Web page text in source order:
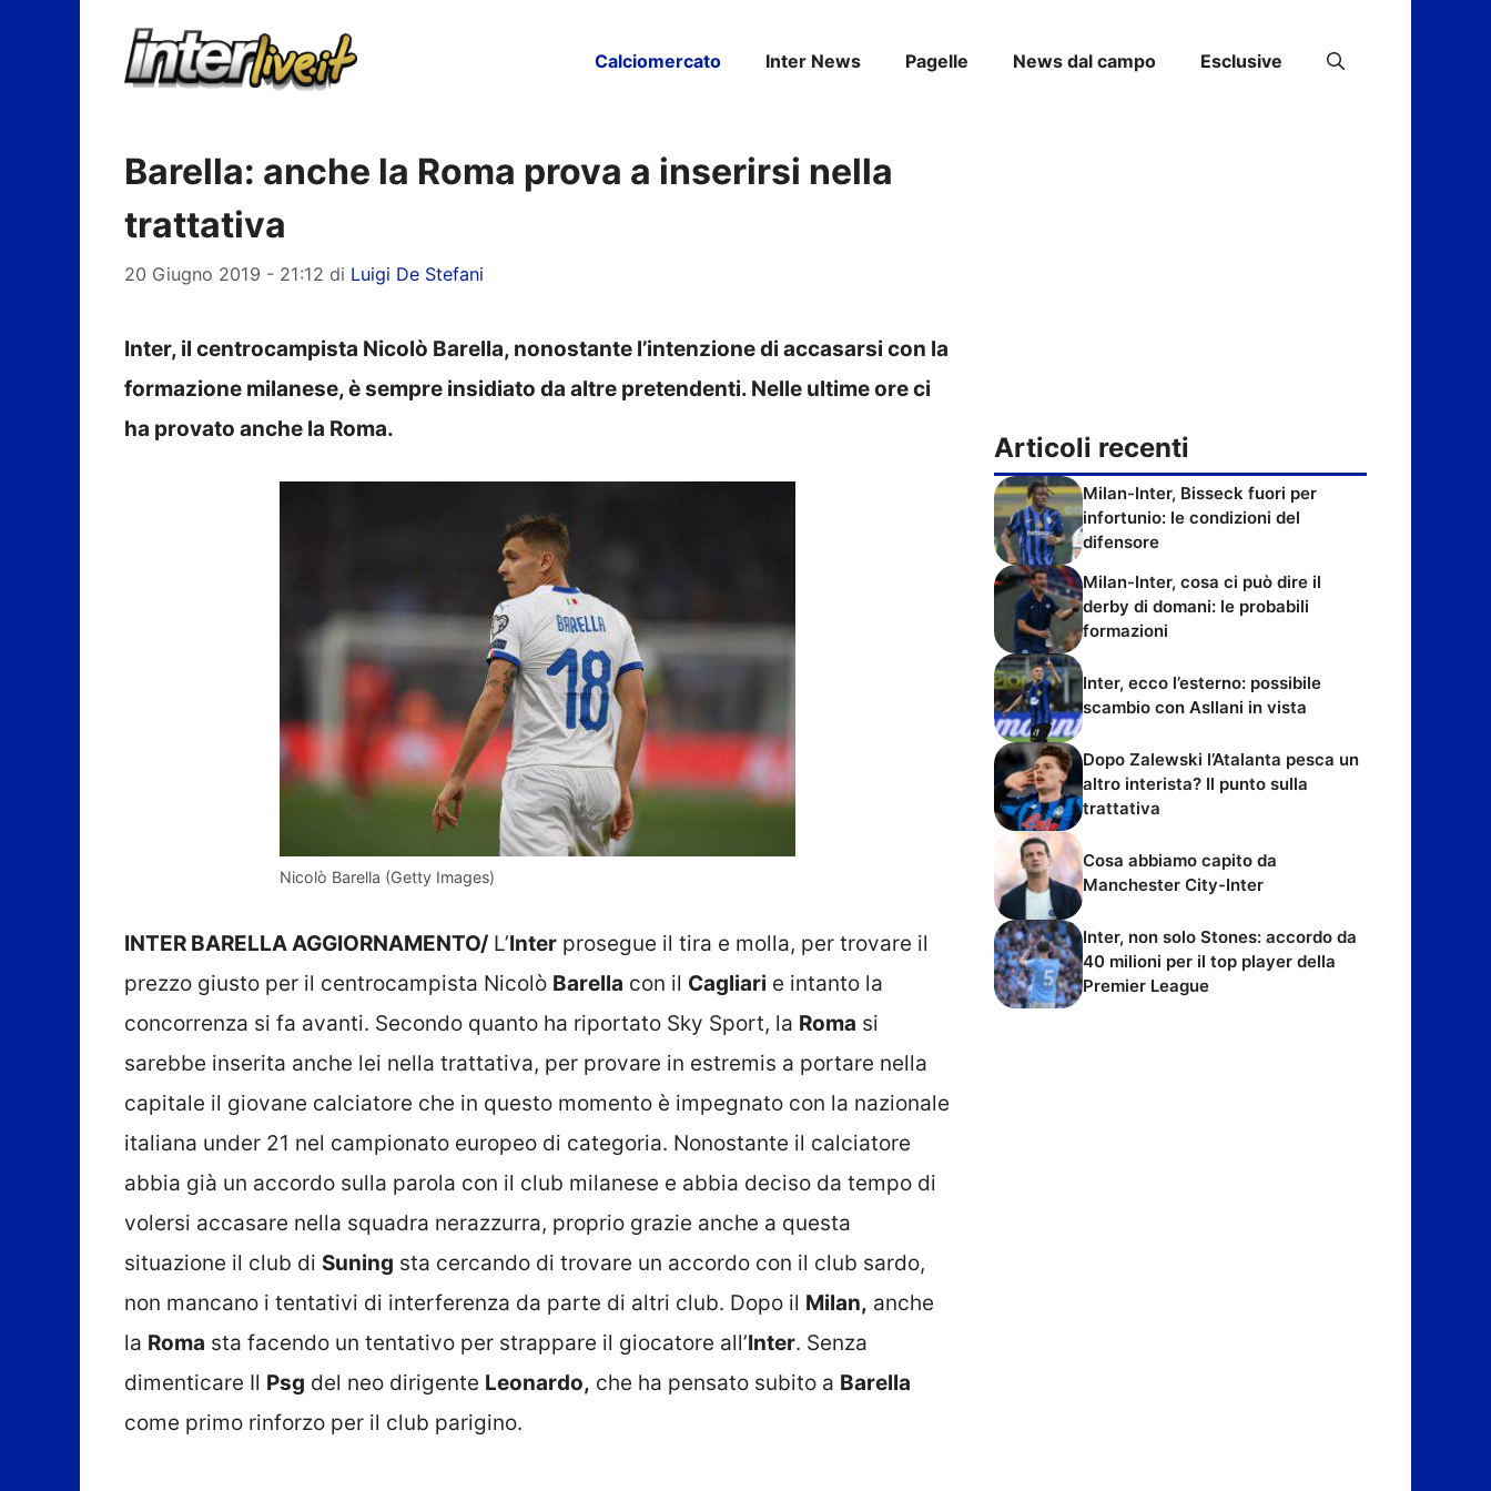
Calciomercato Inter News Pagelle News dal campo Esclusive
Barella: anche la Roma prova a inserirsi nella
trattativa
20 Giugno 2019 - 21:12 di Luigi De Stefani
Inter, il centrocampista Nicolò Barella, nonostante l’intenzione di accasarsi con la
formazione milanese, è sempre insidiato da altre pretendenti. Nelle ultime ore ci
ha provato anche la Roma.
Nicolò Barella (Getty Images)
INTER BARELLA AGGIORNAMENTO/ L’Inter prosegue il tira e molla, per trovare il
prezzo giusto per il centrocampista Nicolò Barella con il Cagliari e intanto la
concorrenza si fa avanti. Secondo quanto ha riportato Sky Sport, la Roma si
sarebbe inserita anche lei nella trattativa, per provare in estremis a portare nella
capitale il giovane calciatore che in questo momento è impegnato con la nazionale
italiana under 21 nel campionato europeo di categoria. Nonostante il calciatore
abbia già un accordo sulla parola con il club milanese e abbia deciso da tempo di
volersi accasare nella squadra nerazzurra, proprio grazie anche a questa
situazione il club di Suning sta cercando di trovare un accordo con il club sardo,
non mancano i tentativi di interferenza da parte di altri club. Dopo il Milan, anche
la Roma sta facendo un tentativo per strappare il giocatore all’Inter. Senza
dimenticare Il Psg del neo dirigente Leonardo, che ha pensato subito a Barella
come primo rinforzo per il club parigino.
Articoli recenti
Milan-Inter, Bisseck fuori per
infortunio: le condizioni del
difensore
Milan-Inter, cosa ci può dire il
derby di domani: le probabili
formazioni
Inter, ecco l’esterno: possibile
scambio con Asllani in vista
Dopo Zalewski l’Atalanta pesca un
altro interista? Il punto sulla
trattativa
Cosa abbiamo capito da
Manchester City-Inter
Inter, non solo Stones: accordo da
40 milioni per il top player della
Premier League